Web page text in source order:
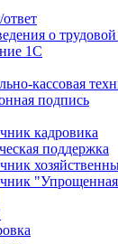
о трудовой
1С
кассовая
подпись
кадровика
поддержка